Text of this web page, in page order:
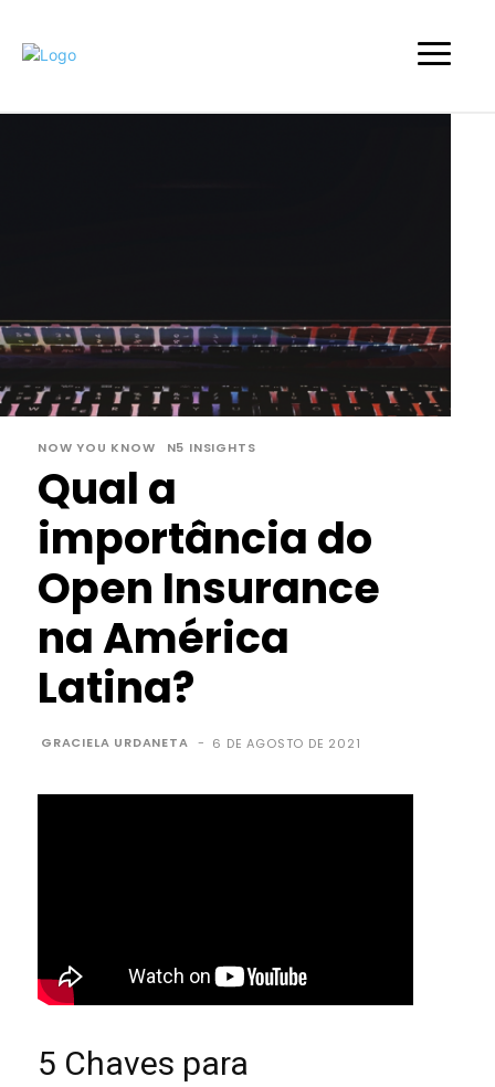
NOW YOU KNOW N5 INSIGHTS
Qual a
importância do
Open Insurance
na América
Latina?
GRACIELA URDANETA - 6 DE AGOSTO DE 2021
5 Chaves para